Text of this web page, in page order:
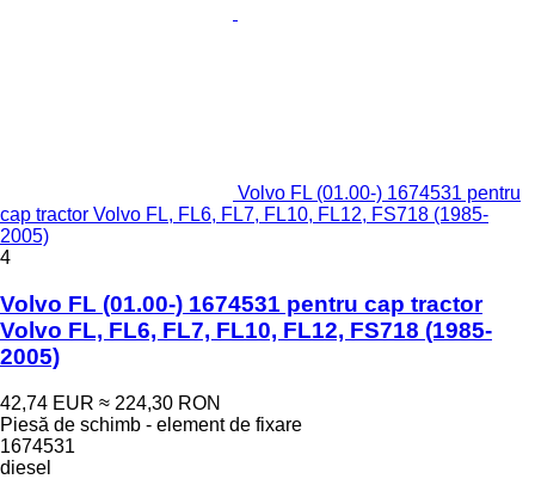
Volvo FL (01.00-) 1674531 pentru
cap tractor Volvo FL, FL6, FL7, FL10, FL12, FS718 (1985-
2005)
4
Volvo FL (01.00-) 1674531 pentru cap tractor
Volvo FL, FL6, FL7, FL10, FL12, FS718 (1985-
2005)
42,74 EUR ≈ 224,30 RON
Piesă de schimb - element de fixare
1674531
diesel